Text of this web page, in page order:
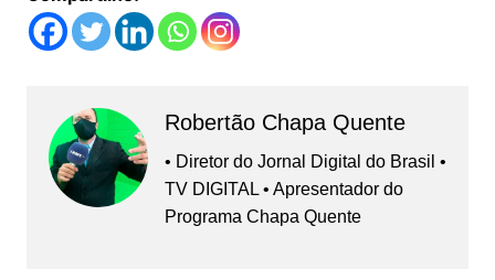
Robertão Chapa Quente
• Diretor do Jornal Digital do Brasil •
TV DIGITAL • Apresentador do
Programa Chapa Quente